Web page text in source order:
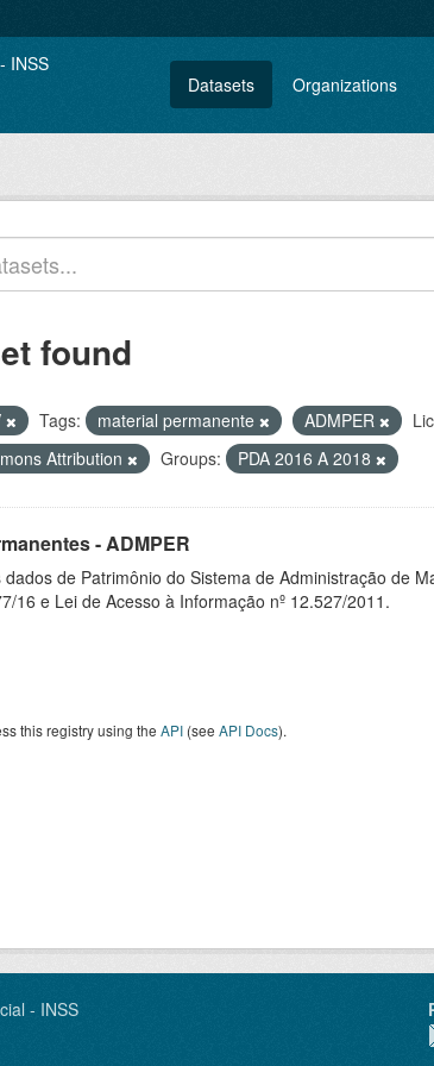
Datasets Organizations
found
Tags: material permanente ADMPER
Attribution
Groups: PDA 2016 A 2018
- ADMPER
dados de Patrimônio do Sistema de Administração de
16 e Lei de Acesso à Informação nº 12.527/2011.
this registry using the API (see API Docs).
- INSS